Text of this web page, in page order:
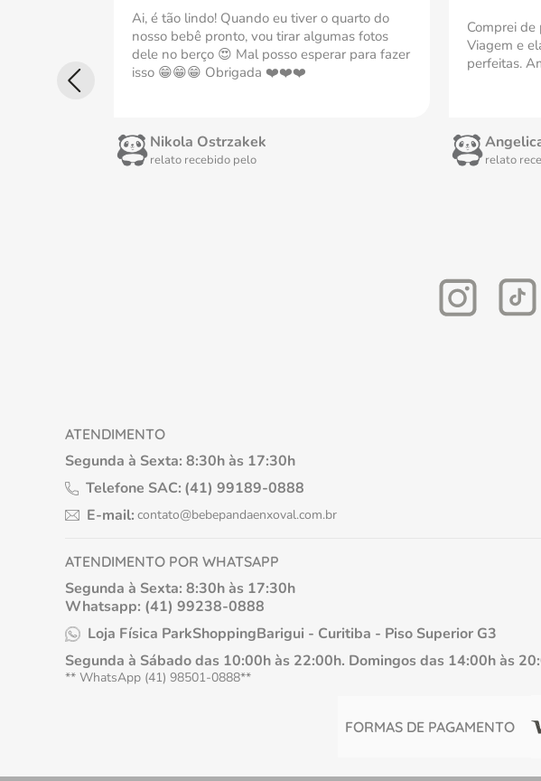
Ai, é tão lindo! Quando eu tiver o quarto do
nosso bebê pronto, vou tirar algumas fotos
dele no berço 😍 Mal posso esperar para fazer
isso 😁😁😁 Obrigada ❤️❤️❤️
Nikola Ostrzakek
relato recebido pelo
Comprei
Viagem e
perfeitas.
relato
ATENDIMENTO
Segunda à Sexta: 8:30h às 17:30h
Telefone SAC: (41) 99189-0888
E-mail: contato@bebepandaenxoval.com.br
ATENDIMENTO POR WHATSAPP
Segunda à Sexta: 8:30h às 17:30h
Whatsapp: (41) 99238-0888
Loja Física ParkShoppingBarigui - Curitiba - Piso Superior G3
Segunda à Sábado das 10:00h às 22:00h. Domingos das 14:00h às
** WhatsApp (41) 98501-0888**
FORMAS DE PAGAMENTO